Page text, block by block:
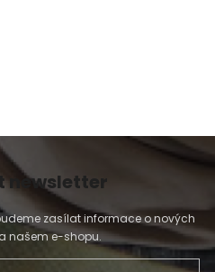
newsletter
zasílat informace o nových
našem e-shopu.